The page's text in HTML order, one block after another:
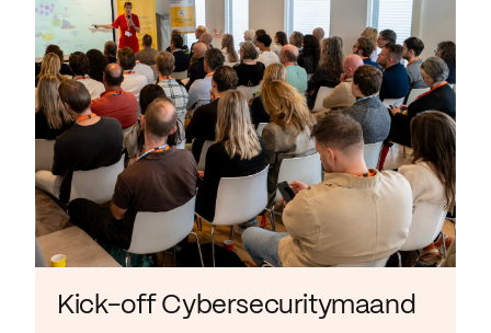
Kick-off Cybersecuritymaand